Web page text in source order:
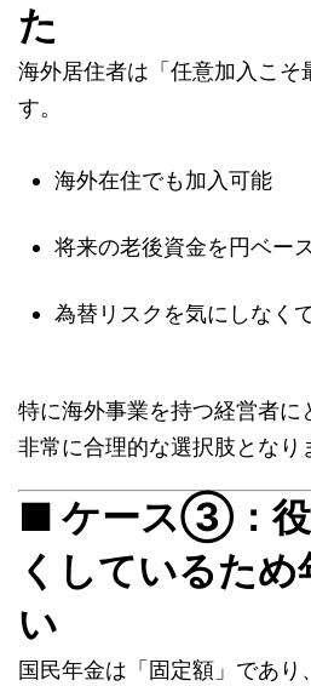
た
海外居住者は「任意加入こそ
す。
海外在住でも加入可能
将来の老後資金を円ベー
為替リスクを気にしなく
特に海外事業を持つ経営者に
非常に合理的な選択肢となり
■ ケース③：役
くしているた
い
国民年金は「固定額」であり、